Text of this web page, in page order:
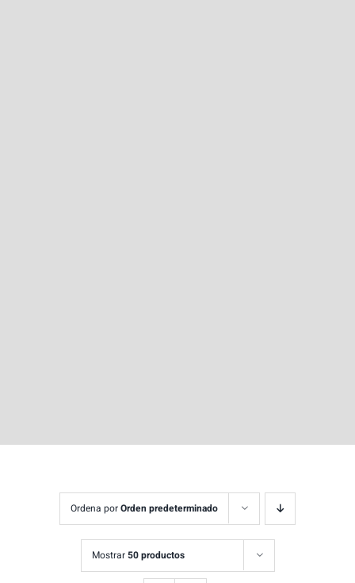
Ordena porOrden predeterminado
Mostrar50 productos